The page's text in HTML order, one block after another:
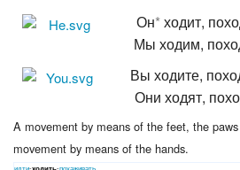
Он*ходит,
Мы ходим,
Вы ходите,
Они ходят,
A movement by means of the feet, the
movement by means of the hands.
идти ходить похаживать